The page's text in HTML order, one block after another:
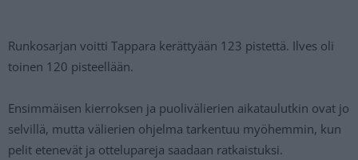
Runkosarjan voitti Tappara kerättyään 123 pistettä. Ilves oli
toinen 120 pisteellään.
Ensimmäisen kierroksen ja puolivälierien aikataulutkin ovat jo
selvillä, mutta välierien ohjelma tarkentuu myöhemmin, kun
pelit etenevät ja ottelupareja saadaan ratkaistuksi.